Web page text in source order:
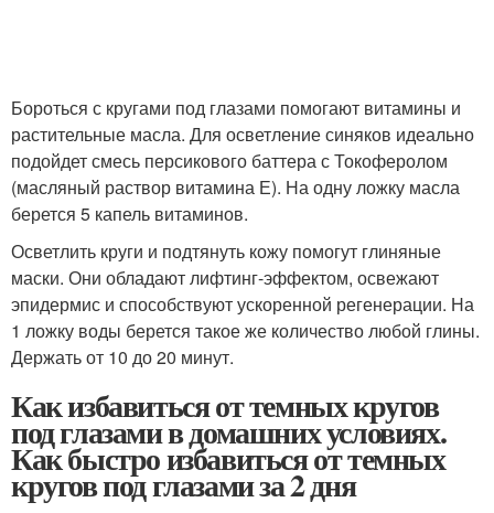
Бороться с кругами под глазами помогают витамины и
растительные масла. Для осветление синяков идеально
подойдет смесь персикового баттера с Токоферолом
(масляный раствор витамина Е). На одну ложку масла
берется 5 капель витаминов.
Осветлить круги и подтянуть кожу помогут глиняные
маски. Они обладают лифтинг-эффектом, освежают
эпидермис и способствуют ускоренной регенерации. На
1 ложку воды берется такое же количество любой глины.
Держать от 10 до 20 минут.
Как избавиться от темных кругов
под глазами в домашних условиях.
Как быстро избавиться от темных
кругов под глазами за 2 дня